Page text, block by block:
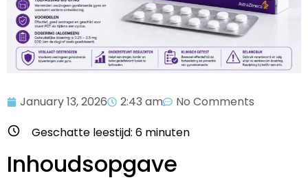
January 13, 2026 2:43 am
No Comments
Geschatte leestijd: 6 minuten
Inhoudsopgave